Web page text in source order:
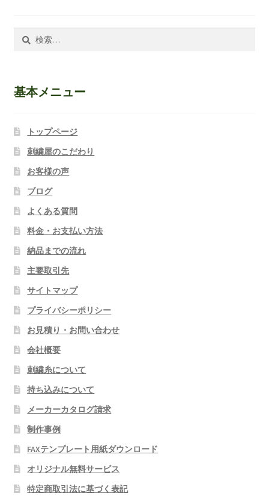
基本メニュー
トップページ
刺繍屋のこだわり
お客様の声
ブログ
よくある質問
料金・お支払い方法
納品までの流れ
主要取引先
サイトマップ
プライバシーポリシー
お見積り・お問い合わせ
会社概要
刺繍糸について
持ち込みについて
メーカーカタログ請求
制作事例
FAXテンプレート用紙ダウンロード
オリジナル無料サービス
特定商取引法に基づく表記